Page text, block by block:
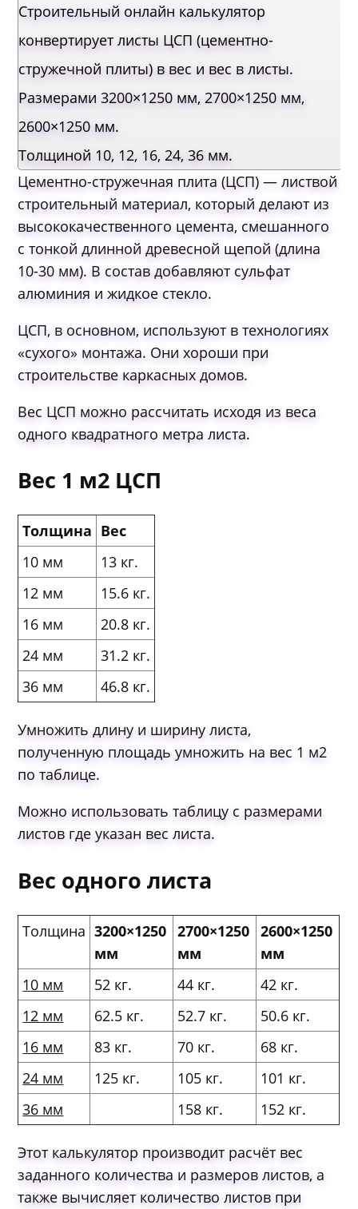
Строительный онлайн калькулятор
конвертирует листы ЦСП (цементно-
стружечной плиты) в вес и вес в листы.
Размерами 3200×1250 мм, 2700×1250 мм,
2600×1250 мм.
Толщиной 10, 12, 16, 24, 36 мм.
Цементно-стружечная плита (ЦСП) — листвой
строительный материал, который делают из
высококачественного цемента, смешанного
с тонкой длинной древесной щепой (длина
10-30 мм). В состав добавляют сульфат
алюминия и жидкое стекло.
ЦСП, в основном, используют в технологиях
«сухого» монтажа. Они хороши при
строительстве каркасных домов.
Вес ЦСП можно рассчитать исходя из веса
одного квадратного метра листа.
Вес 1 м2 ЦСП
Толщина Вес
10 мм
13 кг.
12 мм
15.6 кг.
16 мм
20.8 кг.
24 мм
31.2 кг.
36 мм
46.8 кг.
Умножить длину и ширину листа,
полученную площадь умножить на вес 1 м2
по таблице.
Можно использовать таблицу с размерами
листов где указан вес листа.
Вес одного листа
Толщина 3200×1250
мм
2700×1250
мм
2600×1250
мм
10 мм
52 кг. 44 кг.
42 кг.
12 мм
62.5 кг. 52.7 кг.
50.6 кг.
16 мм
83 кг. 70 кг.
68 кг.
24 мм
125 кг. 105 кг.
101 кг.
36 мм
158 кг. 152 кг.
Этот калькулятор производит расчёт вес
заданного количества и размеров листов, а
также вычисляет количество листов при